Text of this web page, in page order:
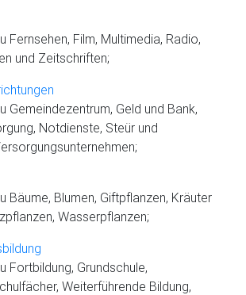
Fernsehen, Film, Multimedia, Radio,
und Zeitschriften;
Gemeindezentrum, Geld und Bank,
Notdienste, Steür und
Bäume, Blumen, Giftpflanzen, Kräuter
Wasserpflanzen;
Fortbildung, Grundschule,
Weiterführende Bildung,